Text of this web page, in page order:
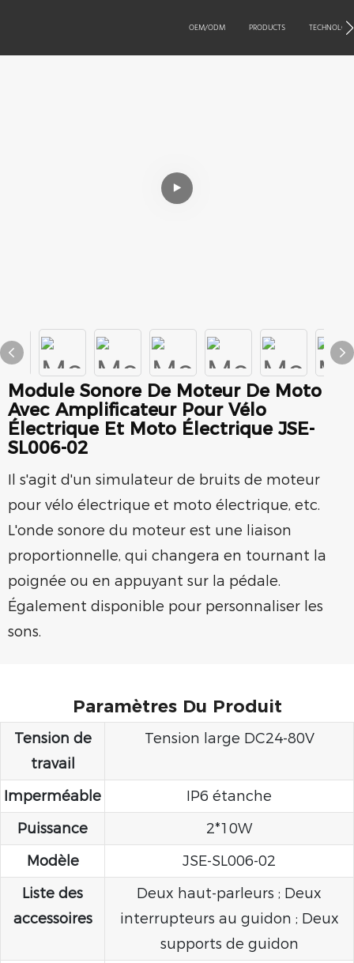
OEM/ODM PRODUCTS
Module Sonore De Moteur De Moto
Avec Amplificateur Pour Vélo
Électrique Et Moto Électrique JSE-
SL006-02
Il s'agit d'un simulateur de bruits de moteur
pour vélo électrique et moto électrique, etc.
L'onde sonore du moteur est une liaison
proportionnelle, qui changera en tournant la
poignée ou en appuyant sur la pédale.
Également disponible pour personnaliser les
sons.
Paramètres Du Produit
Tension de
travail
Tension large DC24-80V
Imperméable
IP6 étanche
Puissance
2*10W
Modèle
JSE-SL006-02
Liste des
accessoires
Deux haut-parleurs ; Deux
interrupteurs au guidon ; Deux
supports de guidon